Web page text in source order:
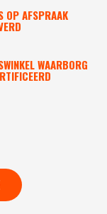
OP AFSPRAAK
WAARBORG